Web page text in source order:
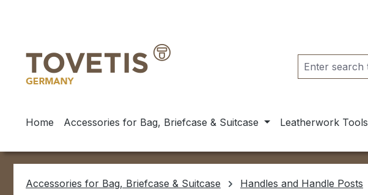
Home Accessories for Bag, Briefcase & Suitcase Leatherwork Tools
Accessories for Bag, Briefcase & Suitcase Handles and Handle Posts